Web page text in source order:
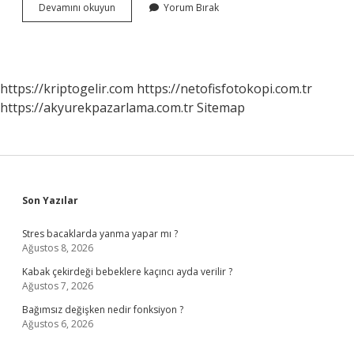
Devamını okuyun
Psikologlar
Yorum Bırak
https://kriptogelir.com https://netofisfotokopi.com.tr
https://akyurekpazarlama.com.trSitemap
Sidebar
Son Yazılar
Stres bacaklarda yanma yapar mı ?
Ağustos 8, 2026
Kabak çekirdeği bebeklere kaçıncı ayda verilir ?
Ağustos 7, 2026
Bağımsız değişken nedir fonksiyon ?
Ağustos 6, 2026